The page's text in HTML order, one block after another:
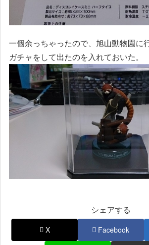
一個余っちゃったので、旭山動物園に
ガチャをして出たのを入れておいた。
シェアする
X Facebook